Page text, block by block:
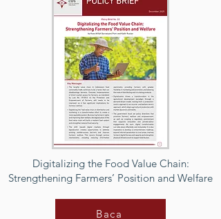
Digitalizing the Food Value Chain:
Strengthening Farmers’ Position and Welfare
Baca